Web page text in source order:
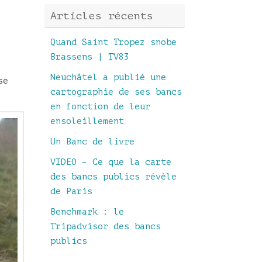
Articles récents
Quand Saint Tropez snobe
Brassens | TV83
Neuchâtel a publié une
cartographie de ses bancs
en fonction de leur
ensoleillement
Un Banc de livre
VIDEO – Ce que la carte
des bancs publics révèle
de Paris
Benchmark : le
Tripadvisor des bancs
publics